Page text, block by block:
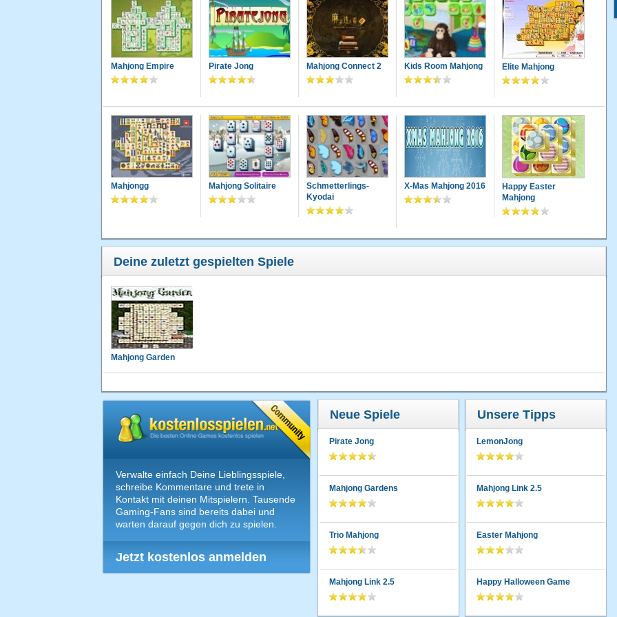
Mahjong Empire Pirate Jong Mahjong Connect 2 Kids Room Mahjong Elite Mahjong
Mahjongg Mahjong Solitaire
Schmetterlings-
Kyodai
X-Mas Mahjong 2016
Happy Easter
Mahjong
Deine zuletzt gespielten Spiele
Mahjong Garden
Verwalte einfach Deine Lieblingsspiele,
schreibe Kommentare und trete in
Kontakt mit deinen Mitspielern. Tausende
Gaming-Fans sind bereits dabei und
warten darauf gegen dich zu spielen.
Jetzt kostenlos anmelden
Neue Spiele
Pirate Jong
Mahjong Gardens
Trio Mahjong
Mahjong Link 2.5
Unsere Tipps
LemonJong
Mahjong Link 2.5
Easter Mahjong
Happy Halloween Game